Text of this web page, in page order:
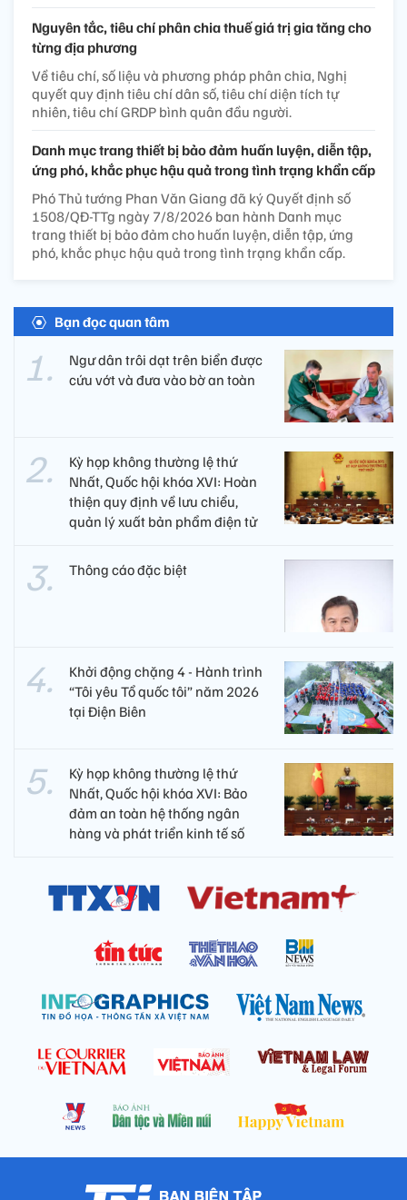
Nguyên tắc, tiêu chí phân chia thuế giá trị gia tăng cho
từng địa phương
Về tiêu chí, số liệu và phương pháp phân chia, Nghị
quyết quy định tiêu chí dân số, tiêu chí diện tích tự
nhiên, tiêu chí GRDP bình quân đầu người.
Danh mục trang thiết bị bảo đảm huấn luyện, diễn tập,
ứng phó, khắc phục hậu quả trong tình trạng khẩn cấp
Phó Thủ tướng Phan Văn Giang đã ký Quyết định số
1508/QĐ-TTg ngày 7/8/2026 ban hành Danh mục
trang thiết bị bảo đảm cho huấn luyện, diễn tập, ứng
phó, khắc phục hậu quả trong tình trạng khẩn cấp.
Bạn đọc quan tâm
Ngư dân trôi dạt trên biển được
cứu vớt và đưa vào bờ an toàn
Kỳ họp không thường lệ thứ
Nhất, Quốc hội khóa XVI: Hoàn
thiện quy định về lưu chiểu,
quản lý xuất bản phẩm điện tử
Thông cáo đặc biệt
Khởi động chặng 4 - Hành trình
“Tôi yêu Tổ quốc tôi” năm 2026
tại Điện Biên
Kỳ họp không thường lệ thứ
Nhất, Quốc hội khóa XVI: Bảo
đảm an toàn hệ thống ngân
hàng và phát triển kinh tế số